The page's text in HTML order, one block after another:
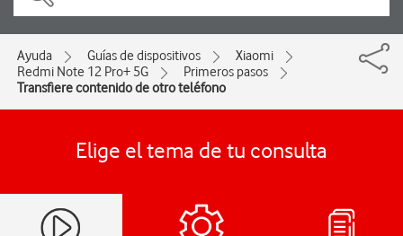
Ayuda Guías de dispositivos
Xiaomi
Redmi Note 12 Pro+ 5G
Primeros pasos
Transfiere contenido de otro teléfono
Elige el tema de tu consulta